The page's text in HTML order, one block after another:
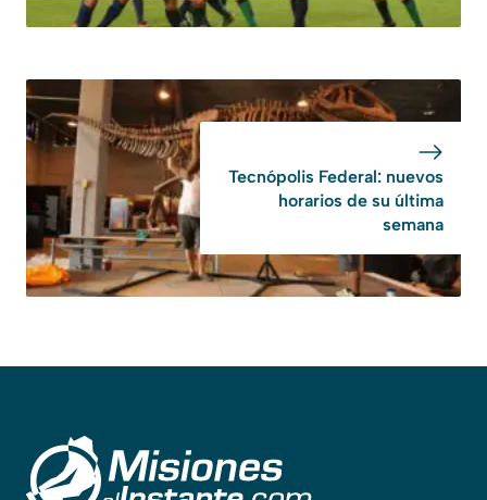
Tecnópolis Federal: nuevos
horarios de su última
semana